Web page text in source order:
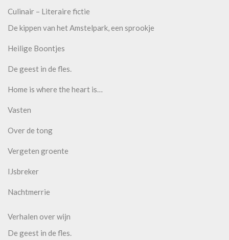
Culinair – Literaire fictie
De kippen van het Amstelpark, een sprookje
Heilige Boontjes
De geest in de fles.
Home is where the heart is…
Vasten
Over de tong
Vergeten groente
IJsbreker
Nachtmerrie
Verhalen over wijn
De geest in de fles.